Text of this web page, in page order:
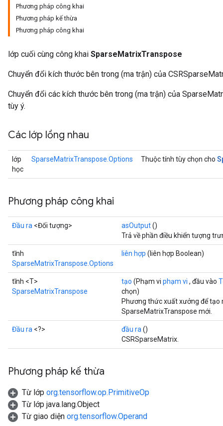
Phương pháp công khai
Phương pháp kế thừa
Phương pháp công khai
lớp cuối cùng công khai SparseMatrixTranspose
Chuyển đổi kích thước bên trong (ma trận) của
Chuyển đổi các kích thước bên trong (ma trận) của
tùy ý.
Các lớp lồng nhau
lớp
học
SparseMatrixTranspose.Options Thuộc tính tùy chọn cho
Phương pháp công khai
Đầu ra <Đối tượng> asOutput()
Trả về phần điều khiển tượng
tĩnh
SparseMatrixTranspose.Options
liên hợp (liên hợp Boolean)
tĩnh <T>
SparseMatrixTranspose
tạo (Phạm vi phạm vi , đầu vào
chọn)
Phương thức xuất xưởng để
SparseMatrixTranspose mới.
Đầu ra <?> đầu ra ()
CSRSparseMatrix.
Phương pháp kế thừa
Từ lớp org.tensorflow.op.PrimitiveOp
Từ lớp java.lang.Object
Từ giao diện org.tensorflow.Operand